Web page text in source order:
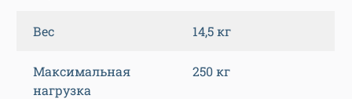
Вес 14,5 кг
Максимальная
нагрузка
250 кг